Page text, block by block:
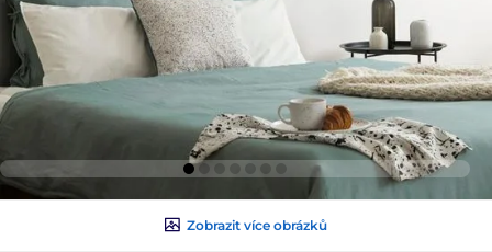
Zobrazit více obrázků